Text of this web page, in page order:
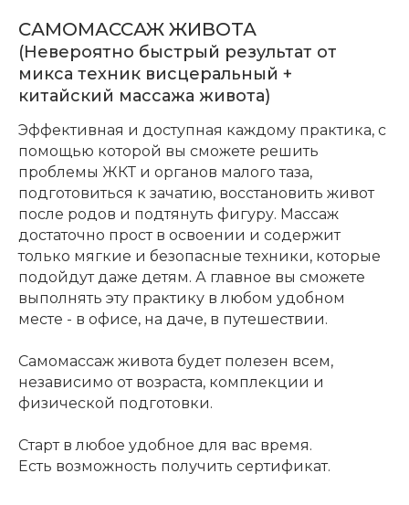
САМОМАССАЖ ЖИВОТА
(Невероятно быстрый результат от
микса техник висцеральный +
китайский массажа живота)
Эффективная и доступная каждому практика, с
помощью которой вы сможете решить
проблемы ЖКТ и органов малого таза,
подготовиться к зачатию, восстановить живот
после родов и подтянуть фигуру. Массаж
достаточно прост в освоении и содержит
только мягкие и безопасные техники, которые
подойдут даже детям. А главное вы сможете
выполнять эту практику в любом удобном
месте - в офисе, на даче, в путешествии.
Самомассаж живота будет полезен всем,
независимо от возраста, комплекции и
физической подготовки.
Старт в любое удобное для вас время.
Есть возможность получить сертификат.